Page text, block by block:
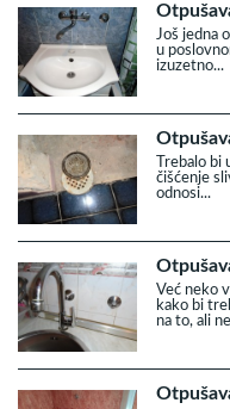
Još jedna
u
izuzetno...
Trebalo
čišćenje
odnosi...
Već neko
kako bi
na to, ali